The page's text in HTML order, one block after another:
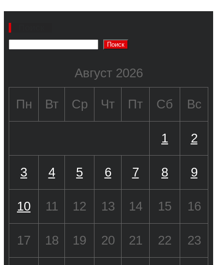
Поиск
Август 2026
Пн Вт Ср Чт Пт Сб Вс
1 2
3 4 5 6 7 8 9
10 11 12 13 14 15 16
17 18 19 20 21 22 23